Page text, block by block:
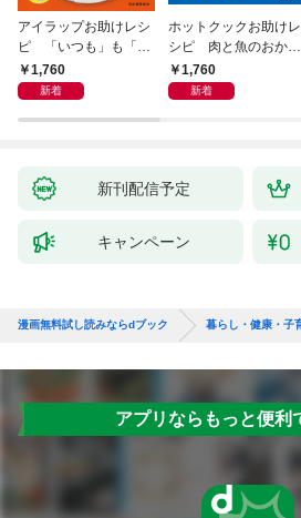
アイラップお助けレシ
ピ 「いつも」も「も
しも」もおいしい！
1,760
新着
ホットクックお助けレ
シピ 肉と魚のおか
ず 少ない材料＆調味
料で、あとはスイッチ
1,760
新着
新刊配信予定
キャンペーン
漫画無料試し読みならdブック 暮らし・健康・子
アプリならもっと便利